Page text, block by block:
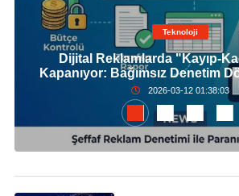
Teknoloji
Dijital Reklamlarda "Kayıp-
Kapanıyor: Bağımsız Denetim
2026-03-12 01:38:03